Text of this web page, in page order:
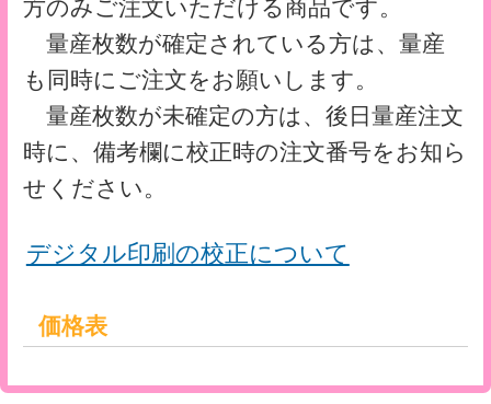
ターやディスプレイとの発色の違いがあり
ますのでご容赦ください。
ついては、別途お見積りいたします。
クリアファイルテンプレート